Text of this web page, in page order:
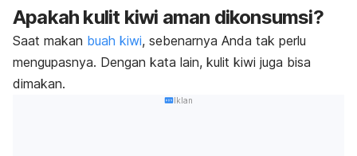
Apakah kulit kiwi aman dikonsumsi?
Saat makan buah kiwi, sebenarnya Anda tak perlu
mengupasnya. Dengan kata lain, kulit kiwi juga bisa
dimakan.
Iklan